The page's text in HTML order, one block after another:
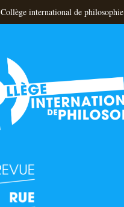
Collège international de philosophie